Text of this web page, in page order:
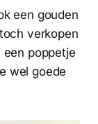
een gouden
verkopen
poppetje
wel goede